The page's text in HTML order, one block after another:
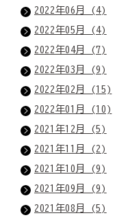
2022年06月 (4)
2022年05月 (4)
2022年04月 (7)
2022年03月 (9)
2022年02月 (15)
2022年01月 (10)
2021年12月 (5)
2021年11月 (2)
2021年10月 (9)
2021年09月 (9)
2021年08月 (5)